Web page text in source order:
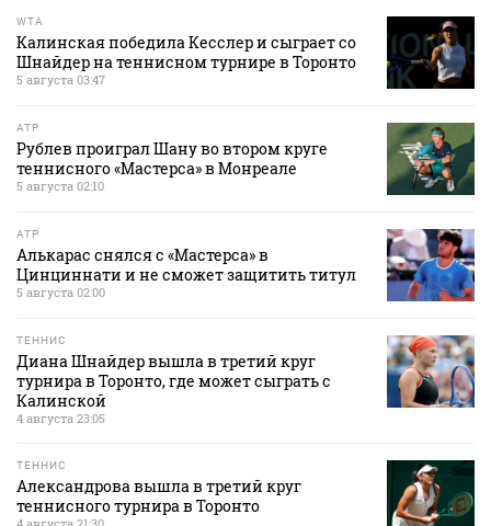
WTA
Калинская победила Кесслер и сыграет со
Шнайдер на теннисном турнире в Торонто
5 августа 03:47
ATP
Рублев проиграл Шану во втором круге
теннисного «Мастерса» в Монреале
5 августа 02:10
ATP
Алькарас снялся с «Мастерса» в
Цинциннати и не сможет защитить титул
5 августа 02:00
ТЕННИС
Диана Шнайдер вышла в третий круг
турнира в Торонто, где может сыграть с
Калинской
4 августа 23:05
ТЕННИС
Александрова вышла в третий круг
теннисного турнира в Торонто